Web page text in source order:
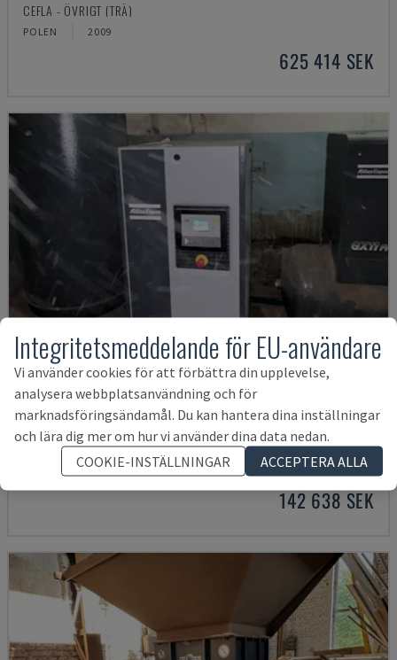
CEFLA - ÖVRIGT (TRÄ)
POLEN 2009
625 414 SEK
GA15VSD+FF
ATLAS COPCO - ÖVRIGT (TRÄ)
2018
142 638 SEK
Integritetsmeddelande för EU-användare
Vi använder cookies för att förbättra din upplevelse,
analysera webbplatsanvändning och för
marknadsföringsändamål. Du kan hantera dina inställningar
och lära dig mer om hur vi använder dina data nedan.
COOKIE-INSTÄLLNINGAR
ACCEPTERA ALLA